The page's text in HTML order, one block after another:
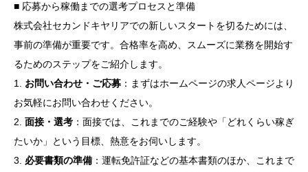
■ 応募から稼働までの選考プロセスと準備
株式会社セカンドキヤリアでの新しいスタートを切るためには、
事前の準備が重要です。合格率を高め、スムーズに業務を開始す
るためのステップをご紹介します。
1. お問い合わせ・ご応募 ：まずはホームページの求人ページより
お気軽にお問い合わせください。
2. 面接・選考 ：面接では、これまでのご経験や「どれくらい稼ぎ
たいか」という目標、熱意をお伺いします。
3. 必要書類の準備 ：運転免許証などの基本書類のほか、これまで